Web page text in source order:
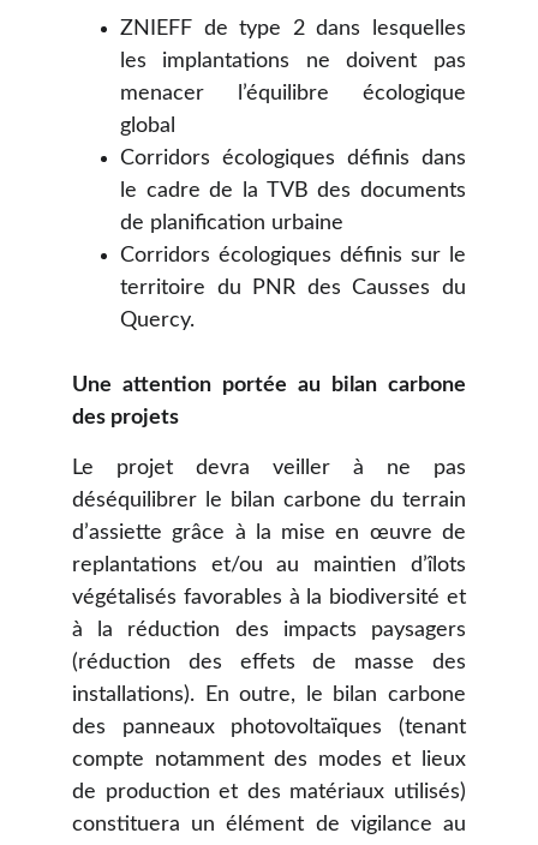
ZNIEFF de type 2 dans lesquelles
les implantations ne doivent pas
menacer l’équilibre écologique
global
Corridors écologiques définis dans
le cadre de la TVB des documents
de planification urbaine
Corridors écologiques définis sur le
territoire du PNR des Causses du
Quercy.
Une attention portée au bilan carbone
des projets
Le projet devra veiller à ne pas
déséquilibrer le bilan carbone du terrain
d’assiette grâce à la mise en œuvre de
replantations et/ou au maintien d’îlots
végétalisés favorables à la biodiversité et
à la réduction des impacts paysagers
(réduction des effets de masse des
installations). En outre, le bilan carbone
des panneaux photovoltaïques (tenant
compte notamment des modes et lieux
de production et des matériaux utilisés)
constituera un élément de vigilance au